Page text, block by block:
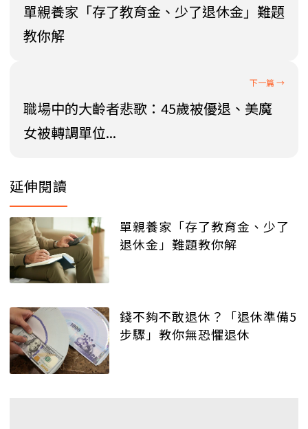
單親養家「存了教育金、少了退休金」難題
教你解
職場中的大齡者悲歌：45歲被優退、美魔
女被轉調單位...
延伸閱讀
單親養家「存了教育金、少了
退休金」難題教你解
錢不夠不敢退休？「退休準備5
步驟」教你無恐懼退休